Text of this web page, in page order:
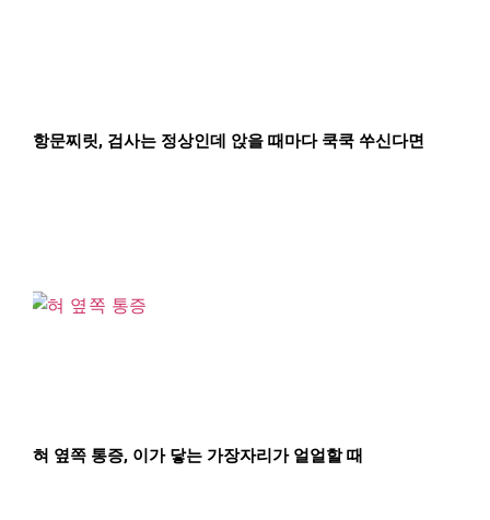
항문찌릿, 검사는 정상인데 앉을 때마다 쿡쿡 쑤신다면
혀 옆쪽 통증, 이가 닿는 가장자리가 얼얼할 때